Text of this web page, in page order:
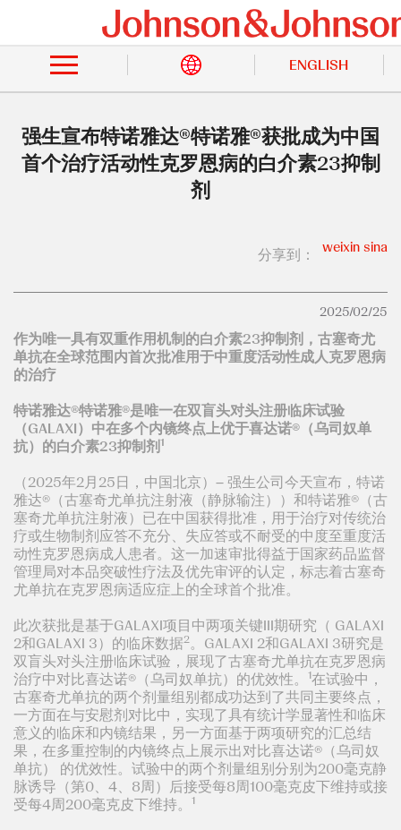
到
内
ENGLISH
站
强生宣布特诺雅达®特诺雅®获批成为中国
首个治疗活动性克罗恩病的白介素23抑制
剂
分享到： weixinsina
2025/02/25
作为唯一具有双重作用机制的白介素23抑制剂，古塞奇尤
单抗在全球范围内首次批准用于中重度活动性成人克罗恩病
的治疗
特诺雅达®特诺雅®是唯一在双盲头对头注册临床试验
（GALAXI）中在多个内镜终点上优于喜达诺®（乌司奴单
抗）的白介素23抑制剂1
（2025年2月25日，中国北京）– 强生公司今天宣布，特诺
雅达®（古塞奇尤单抗注射液（静脉输注））和特诺雅®（古
塞奇尤单抗注射液）已在中国获得批准，用于治疗对传统治
疗或生物制剂应答不充分、失应答或不耐受的中度至重度活
动性克罗恩病成人患者。这一加速审批得益于国家药品监督
管理局对本品突破性疗法及优先审评的认定，标志着古塞奇
尤单抗在克罗恩病适应症上的全球首个批准。
此次获批是基于GALAXI项目中两项关键III期研究（ GALAXI
2和GALAXI 3）的临床数据2。GALAXI 2和GALAXI 3研究是
双盲头对头注册临床试验，展现了古塞奇尤单抗在克罗恩病
治疗中对比喜达诺®（乌司奴单抗）的优效性。
1在试验中，
古塞奇尤单抗的两个剂量组别都成功达到了共同主要终点，
一方面在与安慰剂对比中，实现了具有统计学显著性和临床
意义的临床和内镜结果，另一方面基于两项研究的汇总结
果，在多重控制的内镜终点上展示出对比喜达诺®（乌司奴
单抗） 的优效性。试验中的两个剂量组别分别为200毫克静
脉诱导（第0、4、8周）后接受每8周100毫克皮下维持或接
受每4周200毫克皮下维持。
1